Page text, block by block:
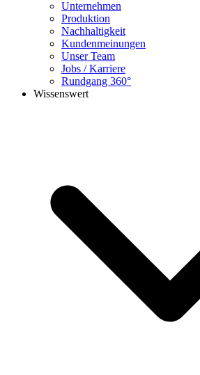
Unternehmen
Produktion
Nachhaltigkeit
Kundenmeinungen
Unser Team
Jobs / Karriere
Rundgang 360°
Wissenswert